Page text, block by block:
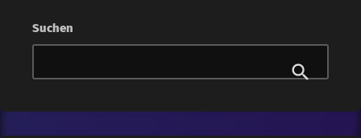
Suchen